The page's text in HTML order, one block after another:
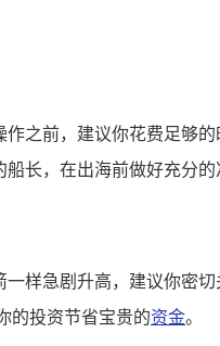
之前，建议你花费足够
长，在出海前做好充分的
样急剧升高，建议你密
的投资节省宝贵的资金。